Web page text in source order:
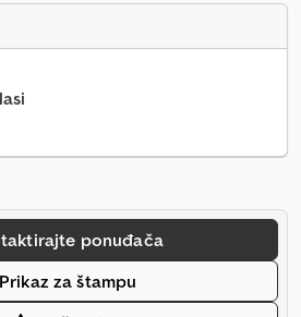
ponuđača
za štampu